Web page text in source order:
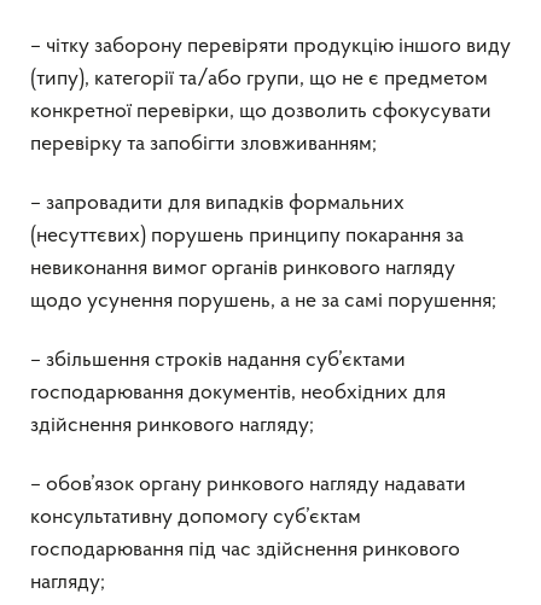
– чітку заборону перевіряти продукцію іншого виду
(типу), категорії та/або групи, що не є предметом
конкретної перевірки, що дозволить сфокусувати
перевірку та запобігти зловживанням;
– запровадити для випадків формальних
(несуттєвих) порушень принципу покарання за
невиконання вимог органів ринкового нагляду
щодо усунення порушень, а не за самі порушення;
– збільшення строків надання суб’єктами
господарювання документів, необхідних для
здійснення ринкового нагляду;
– обов’язок органу ринкового нагляду надавати
консультативну допомогу суб’єктам
господарювання під час здійснення ринкового
нагляду;